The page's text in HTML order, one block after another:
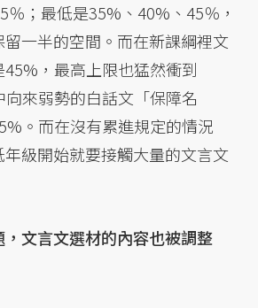
；最低是35%、40%、45％，
一半的空間。而在新課綱裡文
，最高上限也猛然衝到
來弱勢的白話文「保障名
。而在沒有累進規定的情況
級開始就要接觸大量的文言文
文言文選材的內容也被調整